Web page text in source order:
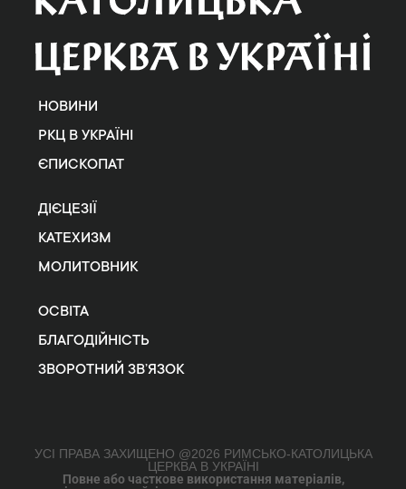
НОВИНИ
РКЦ В УКРАЇНІ
ЄПИСКОПАТ
ДІЄЦЕЗІЇ
КАТЕХИЗМ
МОЛИТОВНИК
ОСВІТА
БЛАГОДІЙНІСТЬ
ЗВОРОТНИЙ ЗВ’ЯЗОК
УСІ ПРАВА ЗАХИЩЕНО @2026 РИМСЬКО-КАТОЛИЦЬКА
ЦЕРКВА В УКРАЇНІ
Повне або часткове використання матеріалів,